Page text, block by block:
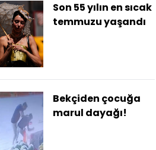
Son 55 yılın en sıcak
temmuzu yaşandı
Bekçiden çocuğa
marul dayağı!